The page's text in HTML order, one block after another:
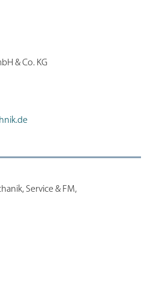
& Co. KG
Service & FM,